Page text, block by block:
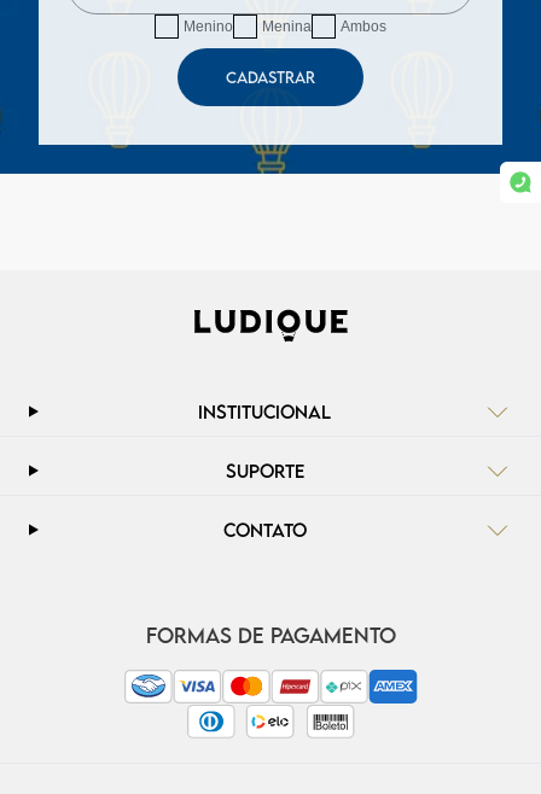
Menino Menina Ambos
CADASTRAR
INSTITUCIONAL
SUPORTE
CONTATO
FORMAS DE PAGAMENTO